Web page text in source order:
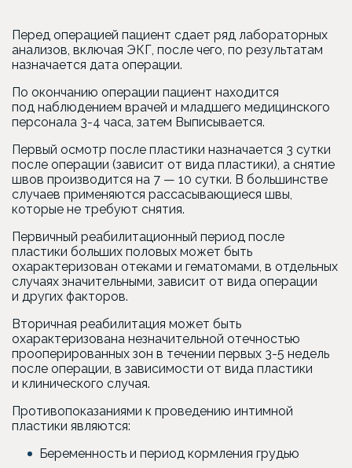
Перед операцией пациент сдает ряд лабораторных
анализов, включая ЭКГ, после чего, по результатам
назначается дата операции.
По окончанию операции пациент находится
под наблюдением врачей и младшего медицинского
персонала 3-4 часа, затем Выписывается.
Первый осмотр после пластики назначается 3 сутки
после операции (зависит от вида пластики), а снятие
швов производится на 7 — 10 сутки. В большинстве
случаев применяются рассасывающиеся швы,
которые не требуют снятия.
Первичный реабилитационный период после
пластики больших половых может быть
охарактеризован отеками и гематомами, в отдельных
случаях значительными, зависит от вида операции
и других факторов.
Вторичная реабилитация может быть
охарактеризована незначительной отечностью
прооперированных зон в течении первых 3-5 недель
после операции, в зависимости от вида пластики
и клинического случая.
Противопоказаниями к проведению интимной
пластики являются:
Беременность и период кормления грудью